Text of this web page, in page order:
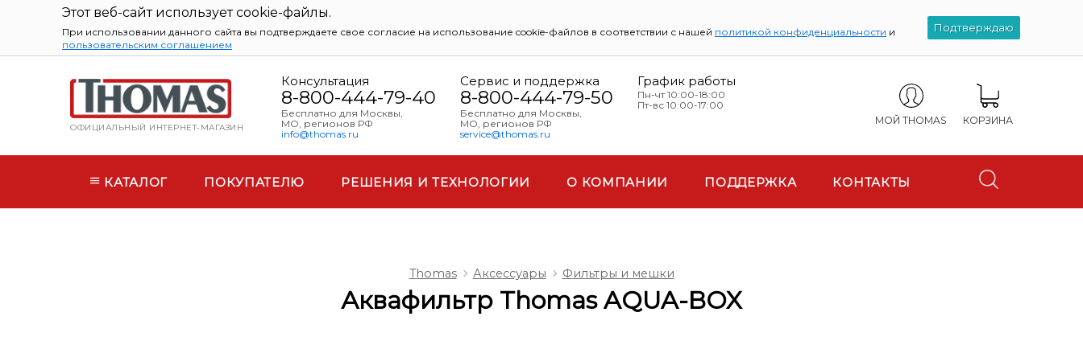
Этот веб-сайт использует cookie-файлы.
При использовании данного сайта вы подтверждаете свое согласие на использование cookie-файлов в соответствии с нашей политикой конфиденциальности и
пользовательским соглашением
Подтверждаю
ОФИЦИАЛЬНЫЙ ИНТЕРНЕТ-МАГАЗИН
Консультация
8-800-444-79-40
Бесплатно для Москвы,
МО, регионов РФ
info@thomas.ru
Сервис и поддержка
8-800-444-79-50
Бесплатно для Москвы,
МО, регионов РФ
service@thomas.ru
График работы
Пн-чт 10:00-18:00
Пт-вс 10:00-17:00
МОЙ THOMAS
КОРЗИНА
КАТАЛОГ ПОКУПАТЕЛЮ РЕШЕНИЯ И ТЕХНОЛОГИИ О КОМПАНИИ ПОДДЕРЖКА КОНТАКТЫ
Thomas Аксессуары Фильтры и мешки
Аквафильтр Thomas AQUA-BOX